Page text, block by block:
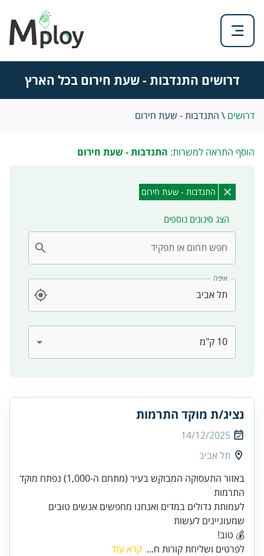
דרושים התנדבות - שעת חירום בכל הארץ
דרושים \ התנדבות - שעת חירום
הוסף התראה למשרות: התנדבות - שעת חירום
התנדבות - שעת חירום
הצג סינונים נוספים
חפש תחום או תפקיד
איפה
נציג/ת מוקד התרמות
14/12/2025
תל אביב
באזור התעסוקה המבוקש בעיר (מתחם ה-1,000) נפתח מוקד
לעמותת גדולים במדים ואנחנו מחפשים אנשים טובים
💰 טוב!
לפרטים ושליחת קורות ח... קרא עוד